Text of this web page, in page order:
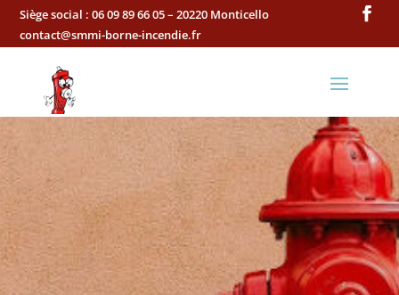
Siège social : 06 09 89 66 05 – 20220 Monticello
contact@smmi-borne-incendie.fr